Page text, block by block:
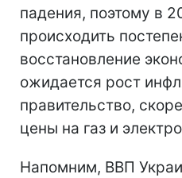
падения, поэтому в
происходить
восстановление
ожидается рост
правительство,
цены на газ и
Напомним, ВВП